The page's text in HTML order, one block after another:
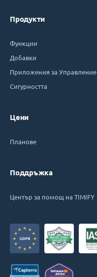
Продукти
Функции
Добавки
Приложения за Управление
Сигурността
Цени
Планове
Поддръжка
Център за помощ на TIMIFY